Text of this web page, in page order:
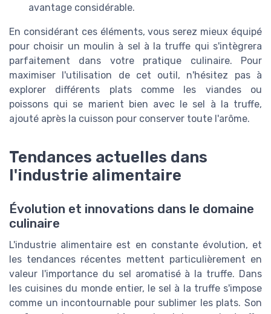
avantage considérable.
En considérant ces éléments, vous serez mieux équipé
pour choisir un moulin à sel à la truffe qui s'intègrera
parfaitement dans votre pratique culinaire. Pour
maximiser l'utilisation de cet outil, n'hésitez pas à
explorer différents plats comme les viandes ou
poissons qui se marient bien avec le sel à la truffe,
ajouté après la cuisson pour conserver toute l'arôme.
Tendances actuelles dans
l'industrie alimentaire
Évolution et innovations dans le domaine
culinaire
L'industrie alimentaire est en constante évolution, et
les tendances récentes mettent particulièrement en
valeur l'importance du sel aromatisé à la truffe. Dans
les cuisines du monde entier, le sel à la truffe s'impose
comme un incontournable pour sublimer les plats. Son